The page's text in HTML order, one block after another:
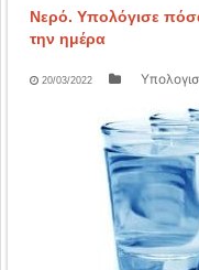
Νερό. Υπολόγισε
την ημέρα
20/03/2022